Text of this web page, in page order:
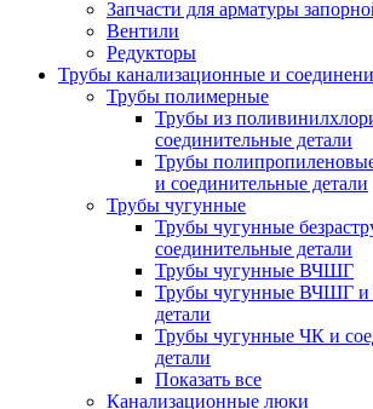
Запчасти для арматуры
Вентили
Редукторы
Трубы канализационные и
Трубы полимерные
Трубы из
соединительные детали
Трубы
и соединительные детали
Трубы чугунные
Трубы чугунные
соединительные детали
Трубы чугунные ВЧШГ
Трубы чугунные ВЧШГ и
детали
Трубы чугунные ЧК и
детали
Показать все
Канализационные люки